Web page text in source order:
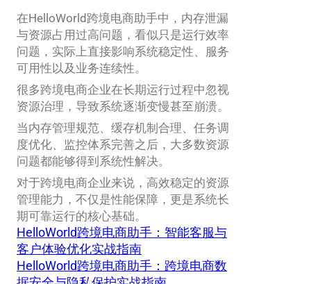
在HelloWorld跨境电商助手中，内存泄漏
与资源占用过高问题，看似只是运行效率
问题，实际上直接影响系统稳定性、服务
可用性以及业务连续性。
很多跨境电商企业在长期运行过程中忽视
资源治理，导致系统逐渐变慢甚至崩溃。
当内存管理规范、缓存机制合理、任务调
度优化、监控体系完善之后，大多数资源
问题都能够得到系统性解决。
对于跨境电商企业来说，高效稳定的资源
管理能力，不仅是性能保障，更是系统长
期可靠运行的核心基础。
HelloWorld跨境电商助手：智能客服与
客户体验优化实战指南
HelloWorld跨境电商助手：跨境电商数